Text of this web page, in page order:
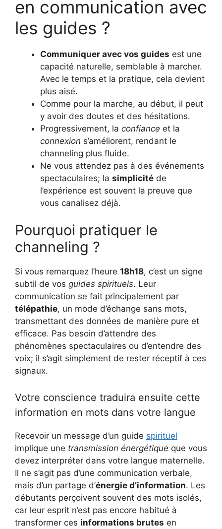
en communication avec
les guides ?
Communiquer avec vos guides est une
capacité naturelle, semblable à marcher.
Avec le temps et la pratique, cela devient
plus aisé.
Comme pour la marche, au début, il peut
y avoir des doutes et des hésitations.
Progressivement, la confiance et la
connexion s’améliorent, rendant le
channeling plus fluide.
Ne vous attendez pas à des événements
spectaculaires; la simplicité de
l’expérience est souvent la preuve que
vous canalisez déjà.
Pourquoi pratiquer le
channeling ?
Si vous remarquez l’heure 18h18, c’est un signe
subtil de vos guides spirituels. Leur
communication se fait principalement par
télépathie, un mode d’échange sans mots,
transmettant des données de manière pure et
efficace. Pas besoin d’attendre des
phénomènes spectaculaires ou d’entendre des
voix; il s’agit simplement de rester réceptif à ces
signaux.
Votre conscience traduira ensuite cette
information en mots dans votre langue
Recevoir un message d’un guide spirituel
implique une transmission énergétique que vous
devez interpréter dans votre langue maternelle.
Il ne s’agit pas d’une communication verbale,
mais d’un partage d’énergie d’information. Les
débutants perçoivent souvent des mots isolés,
car leur esprit n’est pas encore habitué à
transformer ces informations brutes en